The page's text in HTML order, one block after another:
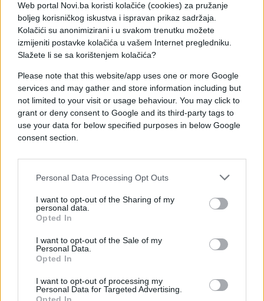
Web portal Novi.ba koristi kolačiće (cookies) za pružanje
boljeg korisničkog iskustva i ispravan prikaz sadržaja.
Kolačići su anonimizirani i u svakom trenutku možete
izmijeniti postavke kolačića u vašem Internet pregledniku.
Slažete li se sa korištenjem kolačića?
Please note that this website/app uses one or more Google
services and may gather and store information including but
not limited to your visit or usage behaviour. You may click to
grant or deny consent to Google and its third-party tags to
use your data for below specified purposes in below Google
consent section.
Personal Data Processing Opt Outs
I want to opt-out of the Sharing of my
personal data.
Opted In
I want to opt-out of the Sale of my
Personal Data.
Opted In
I want to opt-out of processing my
Personal Data for Targeted Advertising.
29.07.25. 21:12
Vučić: Krenula su hapšenja u Novom Pazaru
Saznaj više
REGION
25.07.25. 20:40
Pritvor do 30 dana za navijače Novog Pazara zbog
napada na Poljaka